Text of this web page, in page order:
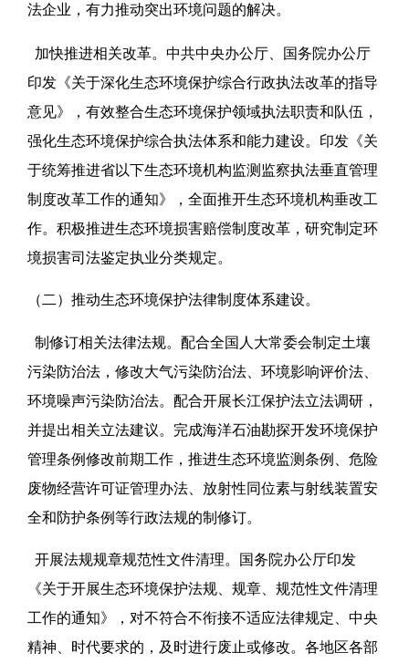
法企业，有力推动突出环境问题的解决。
加快推进相关改革。中共中央办公厅、国务院办公厅
印发《关于深化生态环境保护综合行政执法改革的指导
意见》，有效整合生态环境保护领域执法职责和队伍，
强化生态环境保护综合执法体系和能力建设。印发《关
于统筹推进省以下生态环境机构监测监察执法垂直管理
制度改革工作的通知》，全面推开生态环境机构垂改工
作。积极推进生态环境损害赔偿制度改革，研究制定环
境损害司法鉴定执业分类规定。
（二）推动生态环境保护法律制度体系建设。
制修订相关法律法规。配合全国人大常委会制定土壤
污染防治法，修改大气污染防治法、环境影响评价法、
环境噪声污染防治法。配合开展长江保护法立法调研，
并提出相关立法建议。完成海洋石油勘探开发环境保护
管理条例修改前期工作，推进生态环境监测条例、危险
废物经营许可证管理办法、放射性同位素与射线装置安
全和防护条例等行政法规的制修订。
开展法规规章规范性文件清理。国务院办公厅印发
《关于开展生态环境保护法规、规章、规范性文件清理
工作的通知》，对不符合不衔接不适应法律规定、中央
精神、时代要求的，及时进行废止或修改。各地区各部